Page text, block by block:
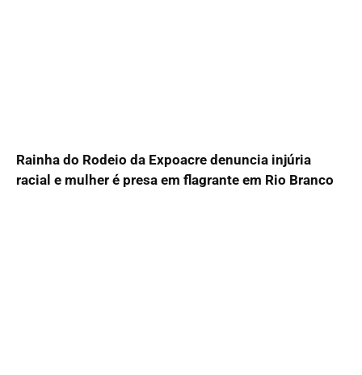
Rainha do Rodeio da Expoacre denuncia injúria
racial e mulher é presa em flagrante em Rio Branco